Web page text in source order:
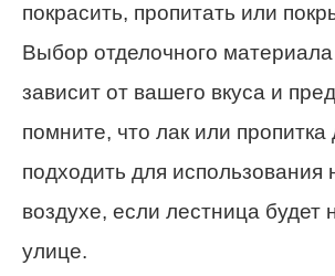
покрасить, пропитать или
Выбор отделочного
зависит от вашего вкуса и
помните, что лак или
подходить для использования
воздухе, если лестница будет
улице.